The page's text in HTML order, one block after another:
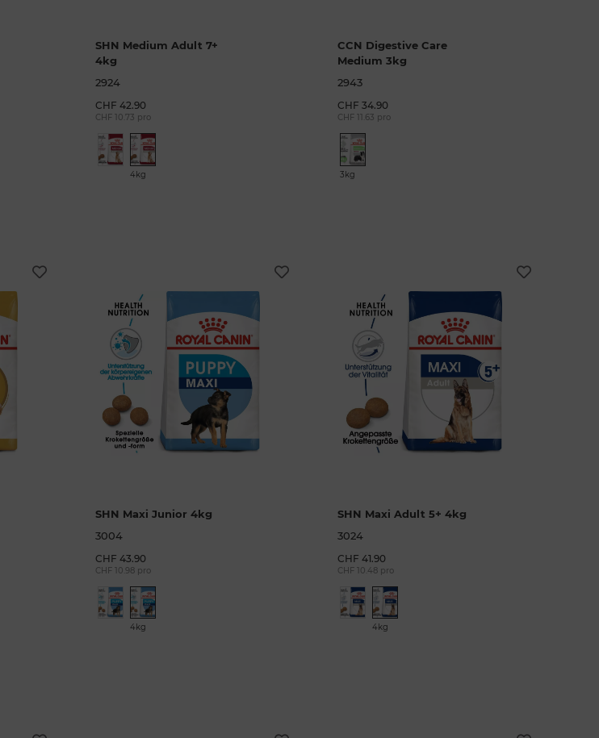
SHN Medium Adult 7+
4kg
2924
CHF 42.90
CHF 10.73 pro
4kg
CCN Digestive Care
Medium 3kg
2943
CHF 34.90
CHF 11.63 pro
3kg
SHN Maxi Junior 4kg
3004
CHF 43.90
CHF 10.98 pro
4kg
SHN Maxi Adult 5+ 4kg
3024
CHF 41.90
CHF 10.48 pro
4kg